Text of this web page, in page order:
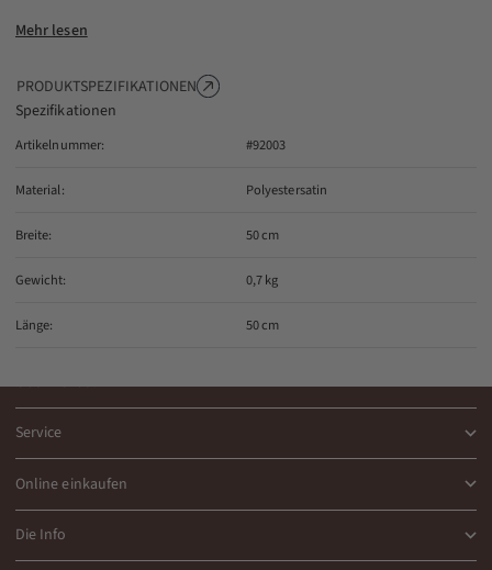
Mehr lesen
PRODUKTSPEZIFIKATIONEN
Spezifikationen
Artikelnummer: #92003
Material: Polyestersatin
Breite: 50 cm
Gewicht: 0,7 kg
Länge: 50 cm
Über Nordal
Service
Online einkaufen
Die Info